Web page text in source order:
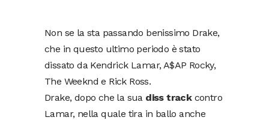
Non se la sta passando benissimo Drake,
che in questo ultimo periodo è stato
dissato da Kendrick Lamar, A$AP Rocky,
The Weeknd e Rick Ross.
Drake, dopo che la sua diss track contro
Lamar, nella quale tira in ballo anche